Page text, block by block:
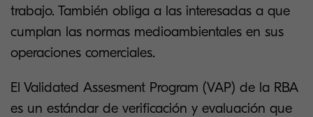
trabajo. También obliga a las interesadas a que
cumplan las normas medioambientales en sus
operaciones comerciales.
El Validated Assesment Program (VAP) de la RBA
es un estándar de verificación y evaluación que